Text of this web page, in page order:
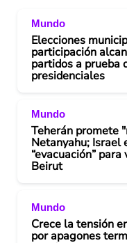
Mundo
Elecciones
participación
partidos a prueba
presidenciales
Mundo
Teherán promete
Netanyahu; Israel
“evacuación”
Beirut
Mundo
Crece la tensión
por apagones